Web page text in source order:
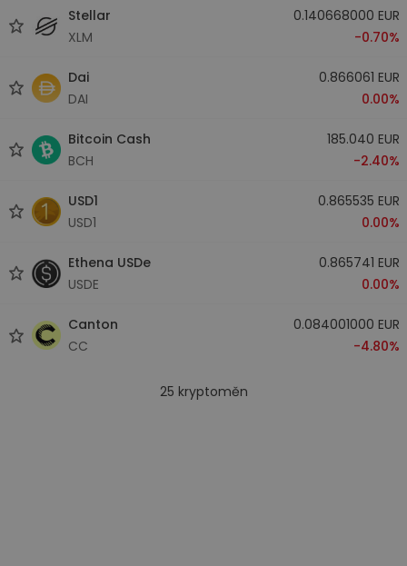
Stellar
XLM
0.140668000 EUR
-0.70%
Dai
DAI
0.866061 EUR
0.00%
Bitcoin Cash
BCH
185.040 EUR
-2.40%
USD1
USD1
0.865535 EUR
0.00%
Ethena USDe
USDE
0.865741 EUR
0.00%
Canton
CC
0.084001000 EUR
-4.80%
25 kryptoměn